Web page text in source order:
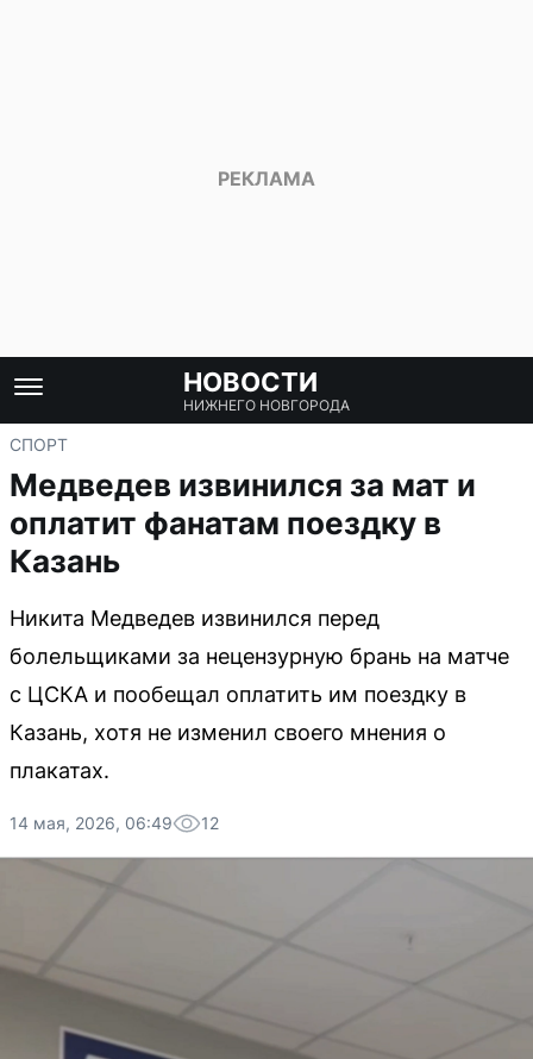
НОВОСТИ
НИЖНЕГО НОВГОРОДА
СПОРТ
Медведев извинился за мат и
оплатит фанатам поездку в
Казань
Никита Медведев извинился перед
болельщиками за нецензурную брань на матче
с ЦСКА и пообещал оплатить им поездку в
Казань, хотя не изменил своего мнения о
плакатах.
14 мая, 2026, 06:49 12